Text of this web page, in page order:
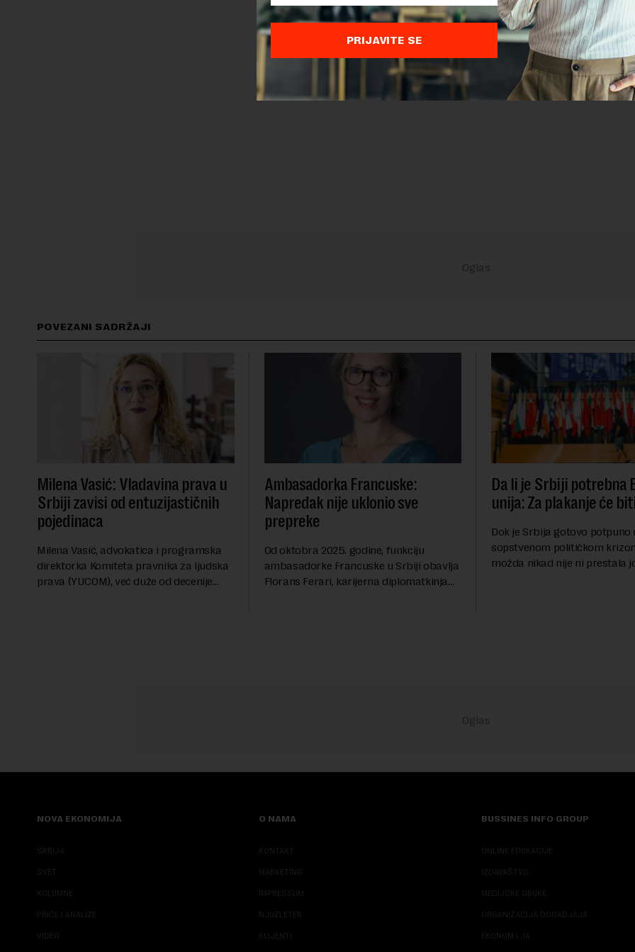
POVEZANI SADRŽAJI
Milena Vasić: Vladavina prava u
Srbiji zavisi od entuzijastičnih
pojedinaca
Milena Vasić, advokatica i programska
direktorka Komiteta pravnika za ljudska
prava (YUCOM), već duže od decenije
Ambasadorka Francuske:
Napredak nije uklonio sve
prepreke
Od oktobra 2025. godine, funkciju
ambasadorke Francuske u Srbiji obavlja
Florans Ferari, karijerna diplomatkinja
Da li je Srbiji potrebna
unija: Za plakanje će
Dok je Srbija gotovo potpuno
sopstvenom političkom
možda nikad nije ni prestala
NOVA EKONOMIJA
SRBIJA
SVET
KOLUMNE
PRIČE I ANALIZE
VIDEO
O NAMA
KONTAKT
MARKETING
IMPRESSUM
NJUZLETER
KLIJENTI
BUSSINES INFO GROUP
ONLINE EDUKACIJE
IZDAVAŠTVO
MEDIJSKE OBUKE
ORGANIZACIJA DOGADJAJA
EKONOM I JA
PRIJAVITE SE